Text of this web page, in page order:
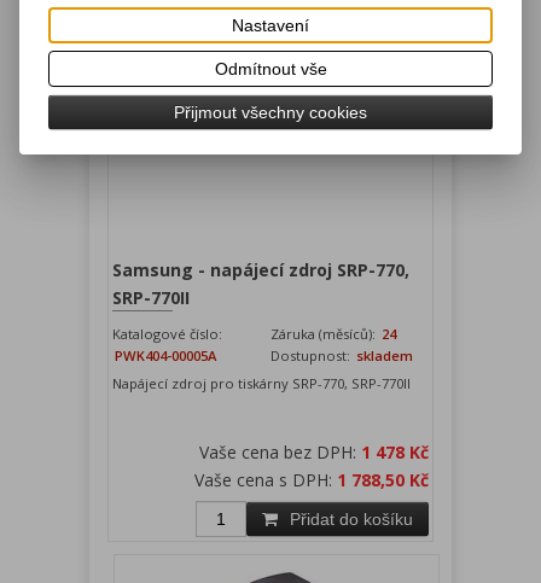
Přidat do košíku
Samsung - napájecí zdroj SRP-770,
SRP-770II
Katalogové číslo:
PWK404-00005A
Záruka (měsíců): 24
Dostupnost: skladem
Napájecí zdroj pro tiskárny SRP-770, SRP-770II
Vaše cena bez DPH: 1 478 Kč
Vaše cena s DPH: 1 788,50 Kč
Přidat do košíku
Nastavení
Odmítnout vše
Přijmout všechny cookies